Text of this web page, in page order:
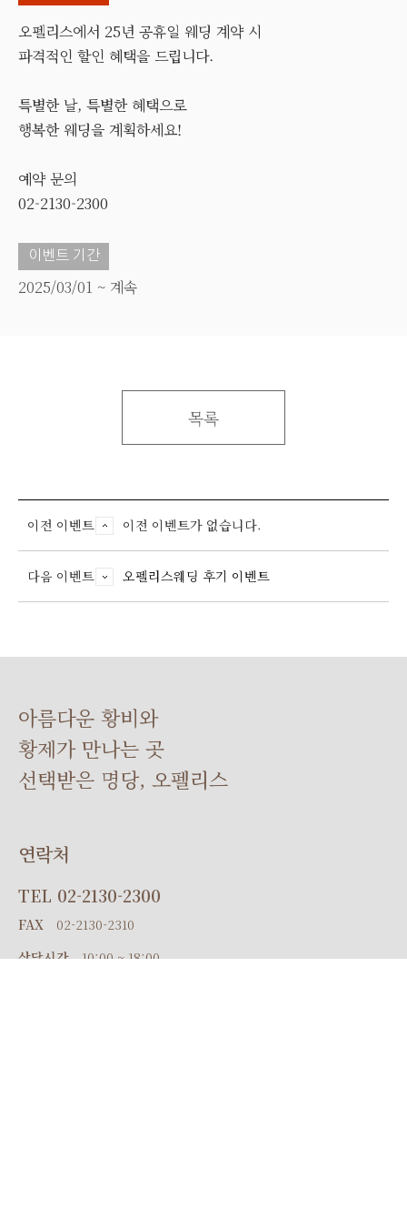
오펠리스에서 25년 공휴일 웨딩 계약 시
파격적인 할인 혜택을 드립니다.
특별한 날, 특별한 혜택으로
행복한 웨딩을 계획하세요!
예약 문의
02-2130-2300
이벤트 기간
2025/03/01 ~ 계속
목록
이전 이벤트 이전 이벤트가 없습니다.
다음 이벤트 오펠리스웨딩 후기 이벤트
아름다운 황비와
황제가 만나는 곳
선택받은 명당, 오펠리스
연락처
TEL 02-2130-2300
FAX
02-2130-2310
상담시간 10:00 ~ 18:00